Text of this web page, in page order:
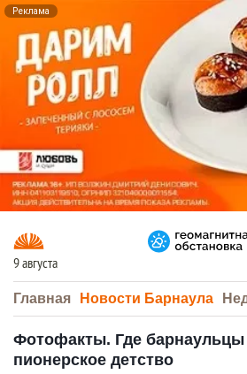
Реклама
9 августа
Главная Новости Барнаула
Фотофакты. Где барнаульцы
пионерское детство